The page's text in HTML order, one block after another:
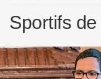
Sportifs